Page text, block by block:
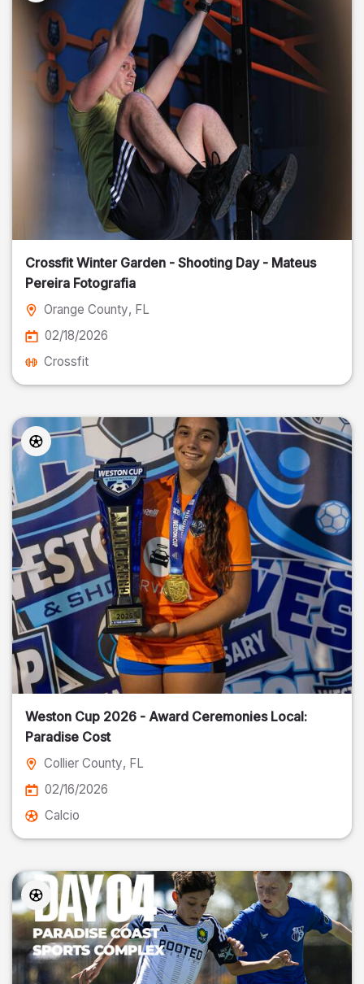
Crossfit Winter Garden - Shooting Day - Mateus
Pereira Fotografia
Orange County, FL
02/18/2026
Crossfit
Weston Cup 2026 - Award Ceremonies Local:
Paradise Cost
Collier County, FL
02/16/2026
Calcio